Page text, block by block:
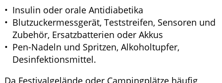
Insulin oder orale Antidiabetika
Blutzuckermessgerät, Teststreifen, Sensoren und
Zubehör, Ersatzbatterien oder Akkus
Pen-Nadeln und Spritzen, Alkoholtupfer,
Desinfektionsmittel.
Da Festivalgelände oder Campingplätze häufig